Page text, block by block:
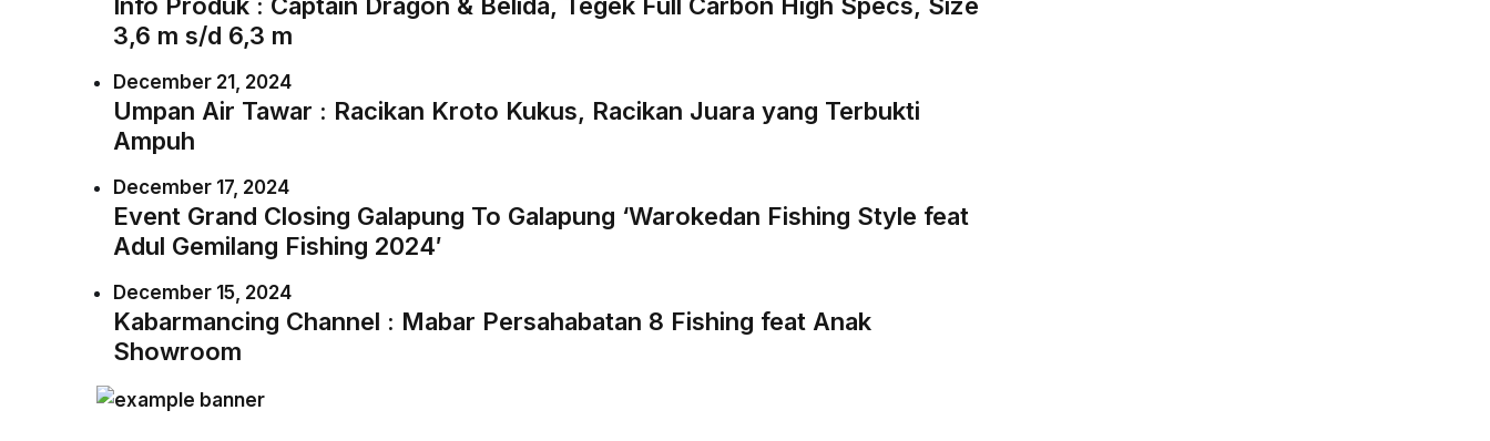
3,6 m s/d 6,3 m
December 21, 2024
Umpan Air Tawar : Racikan Kroto Kukus, Racikan Juara yang Terbukti
Ampuh
December 17, 2024
Event Grand Closing Galapung To Galapung ‘Warokedan Fishing Style feat
Adul Gemilang Fishing 2024′
December 15, 2024
Kabarmancing Channel : Mabar Persahabatan 8 Fishing feat Anak
Showroom